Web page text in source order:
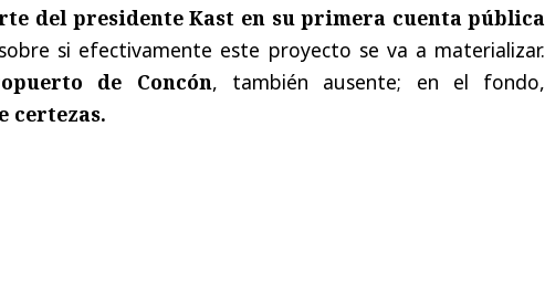
del presidente Kast en su primera cuenta pública
si efectivamente este proyecto se va a materializar.
de Concón, también ausente; en el fondo,
certezas.